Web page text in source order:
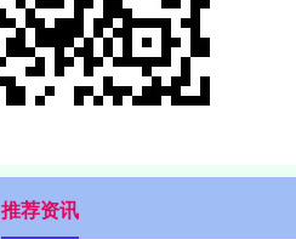
推荐资讯